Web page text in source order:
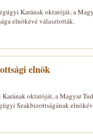
Karának oktatóját, a
elnökévé választották.
elnök
oktatóját, a Magyar
Szakbizottságának